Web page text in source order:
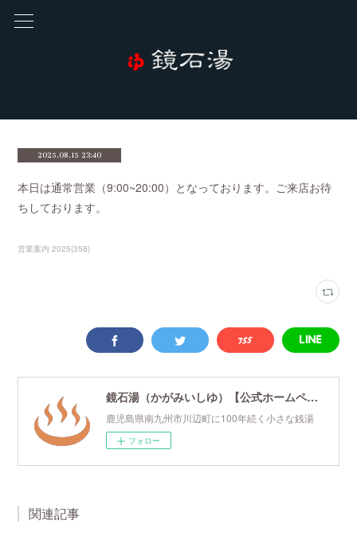
2025.08.15 23:40
本日は通常営業（9:00~20:00）となっております。ご来店お待
ちしております。
営業案内 2025(358)
鏡石湯（かがみいしゆ）【公式ホームページ】
鹿児島県南九州市川辺町に100年続く小さな銭湯
フォロー
関連記事